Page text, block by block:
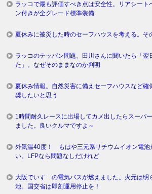
ラッコで最も評価すべき点は安全性。リアシート
ン付きが全グレード標準装備
夏休みに被災した時のセーフハウスを考える。そ
ラッコのテッパン問題、田川さんに聞いたら「翌
た」。なぜそのままなのか判明
夏休み情報。自然災害に備えセーフハウスなど確
奨したいと思う
1時間耐久レースに出場してカメ出したらスーパ
ました。良いクルマですよ～
外気温40度！ もはや三元系リチウムイオン電池
い。LFPなら問題なしだけれど
大阪でいすゞの電気バスが燃えました。火元は明
池。国交省は即刻運用停止を！